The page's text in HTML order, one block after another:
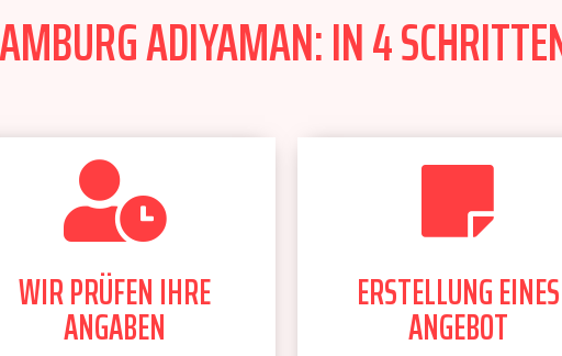
ADIYAMAN: IN 4
WIR PRÜFEN IHRE
ANGABEN
ERSTELLUNG EINES
ANGEBOT